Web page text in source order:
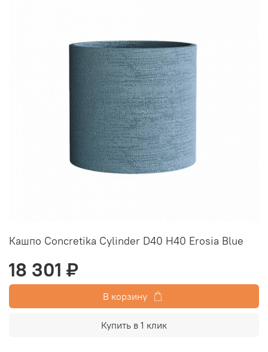
Кашпо Concretika Cylinder D40 H40 Erosia Blue
18 301 ₽
В корзину
Купить в 1 клик